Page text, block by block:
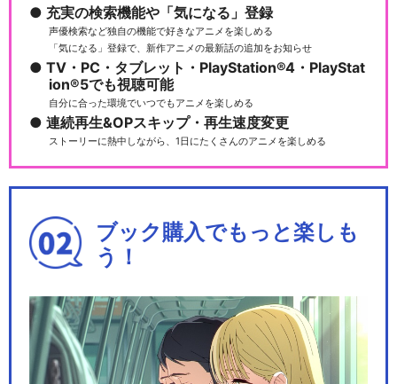
劇場版 忍たま乱太郎 ドクタケ
忍者隊最強の軍師
hコズミックフロ…
忍たま乱太郎の宇宙大冒険wit
hコズミックフロ…
充実の検索機能や「気になる」登録
声優検索など独自の機能で好きなアニメを楽しめる
「気になる」登録で、新作アニメの最新話の追加をお知らせ
TV・PC・タブレット・PlayStation®4・PlayStat
ion®5でも視聴可能
自分に合った環境でいつでもアニメを楽しめる
連続再生&OPスキップ・再生速度変更
ストーリーに熱中しながら、1日にたくさんのアニメを楽しめる
ブック購入でもっと楽しも
う！